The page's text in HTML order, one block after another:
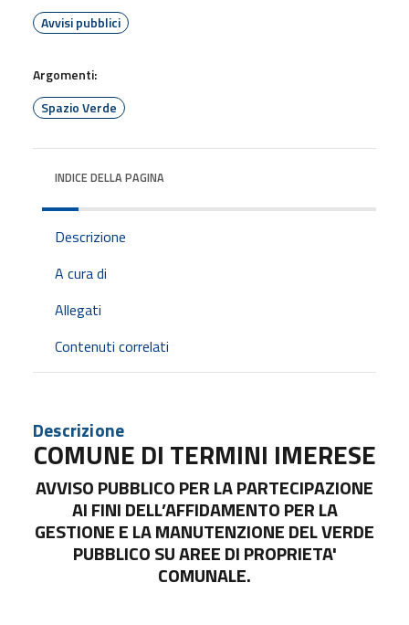
Avvisi pubblici
Argomenti:
Spazio Verde
INDICE DELLA PAGINA
Descrizione
A cura di
Allegati
Contenuti correlati
Descrizione
COMUNE DI TERMINI IMERESE
AVVISO PUBBLICO PER LA PARTECIPAZIONE
AI FINI DELL’AFFIDAMENTO PER LA
GESTIONE E LA MANUTENZIONE DEL VERDE
PUBBLICO SU AREE DI PROPRIETA'
COMUNALE.